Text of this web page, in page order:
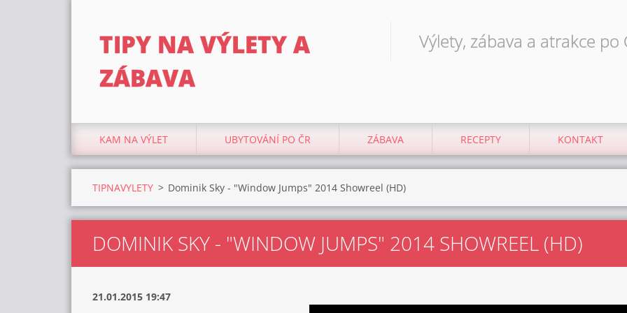
TIPY NA VÝLETY A
ZÁBAVA
Výlety, zábava a atrakce po
KAM NA VÝLET UBYTOVÁNÍ PO ČR ZÁBAVA RECEPTY KONTAKT
TIPNAVYLETY > Dominik Sky - "Window Jumps" 2014 Showreel (HD)
DOMINIK SKY - "WINDOW JUMPS" 2014 SHOWREEL (HD)
21.01.2015 19:47